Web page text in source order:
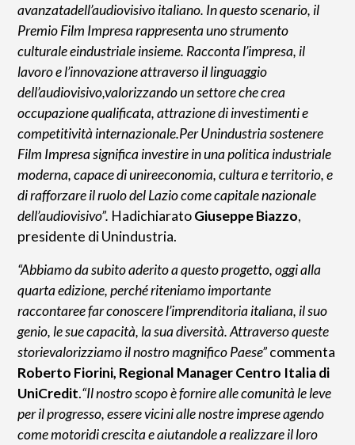
avanzatadell’audiovisivo italiano. In questo scenario, il
Premio Film Impresa rappresenta uno strumento
culturale eindustriale insieme. Racconta l’impresa, il
lavoro e l’innovazione attraverso il linguaggio
dell’audiovisivo,valorizzando un settore che crea
occupazione qualificata, attrazione di investimenti e
competitività internazionale.Per Unindustria sostenere
Film Impresa significa investire in una politica industriale
moderna, capace di unireeconomia, cultura e territorio, e
di rafforzare il ruolo del Lazio come capitale nazionale
dell’audiovisivo”. HadichiaratoGiuseppe Biazzo,
presidente di Unindustria.
“Abbiamo da subito aderito a questo progetto, oggi alla
quarta edizione, perché riteniamo importante
raccontaree far conoscere l’imprenditoria italiana, il suo
genio, le sue capacità, la sua diversità. Attraverso queste
storievalorizziamo il nostro magnifico Paese”commenta
Roberto Fiorini, Regional Manager Centro Italia di
UniCredit.“Il nostro scopo è fornire alle comunità le leve
per il progresso, essere vicini alle nostre imprese agendo
come motoridi crescita e aiutandole a realizzare il loro